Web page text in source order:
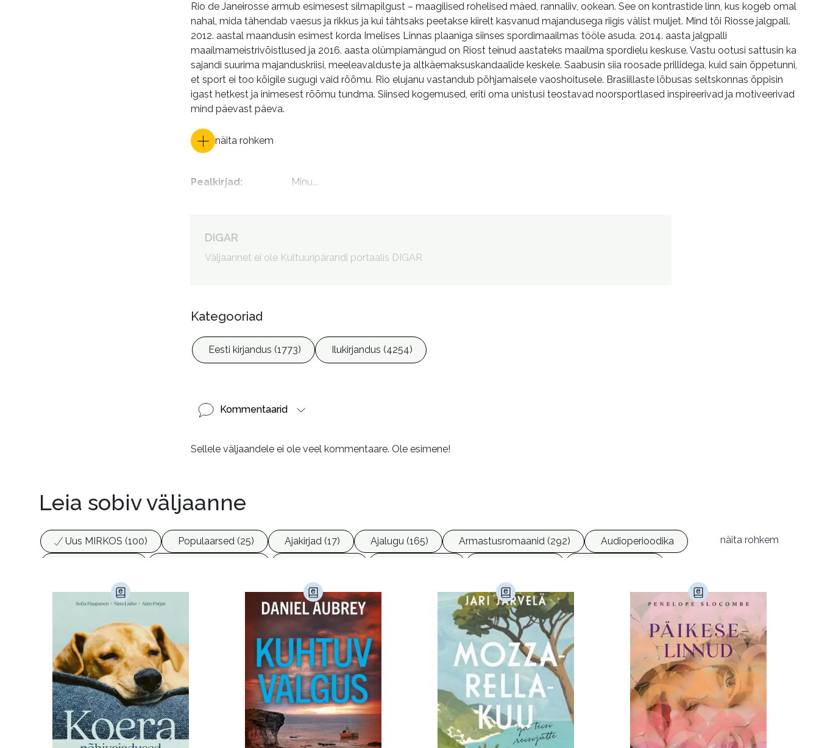
Rio de Janeirosse armub esimesest silmapilgust – maagilised rohelised mäed, rannaliiv, ookean. See on kontrastide linn, kus kogeb omal
nahal, mida tähendab vaesus ja rikkus ja kui tähtsaks peetakse kiirelt kasvanud majandusega riigis välist muljet. Mind tõi Riosse jalgpall.
2012. aastal maandusin esimest korda Imelises Linnas plaaniga siinses spordimaailmas tööle asuda. 2014. aasta jalgpalli
maailmameistrivõistlused ja 2016. aasta olümpiamängud on Riost teinud aastateks maailma spordielu keskuse. Vastu ootusi sattusin ka
sajandi suurima majanduskriisi, meeleavalduste ja altkäemaksuskandaalide keskele. Saabusin siia roosade prillidega, kuid sain õppetunni,
et sport ei too kõigile sugugi vaid rõõmu. Rio elujanu vastandub põhjamaisele vaoshoitusele. Brasiillaste lõbusas seltskonnas õppisin
igast hetkest ja inimesest rõõmu tundma. Siinsed kogemused, eriti oma unistusi teostavad noorsportlased inspireerivad ja motiveerivad
mind päevast päeva.
näita rohkem
Pealkirjad:
Minu...
Koido, Malle, fotograaf
DIGAR
Väljaannet ei ole Kultuuripärandi portaalis DIGAR
Kategooriad
Eesti kirjandus (1773) Ilukirjandus (4254)
Kommentaarid
Sellele väljaandele ei ole veel kommentaare. Ole esimene!
Leia sobiv väljaanne
Uus MIRKOS (100) Populaarsed (25) Ajakirjad (17) Ajalugu (165) Armastusromaanid (292)
Audioperioodika
Juhtimine (23) Krimi ja põnevik (1284)
Kunst ja looming (86)
Laste- ja noortekirjandus (580) Loodus (54) Loodusteadus (32)
Luule (75)
Maamajandus (24)
Perioodika (15) Psühholoogia (184) Rahandus (47)
Religioon (107)
Siseturvalisus (34)
Sport (52) Tehnika (6) Telekommunikatsioon (9) Tervis (147)
Transport (8)
Ulme ja fantaasia (244)
Vabakasutus (423) Õigus (22) Ühiskond (168)
näita rohkem